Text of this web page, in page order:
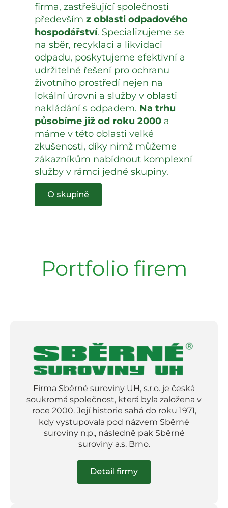
firma, zastřešující společnosti
především z oblasti odpadového
hospodářství. Specializujeme se
na sběr, recyklaci a likvidaci
odpadu, poskytujeme efektivní a
udržitelné řešení pro ochranu
životního prostředí nejen na
lokální úrovni a služby v oblasti
nakládání s odpadem. Na trhu
působíme již od roku 2000a
máme v této oblasti velké
zkušenosti, díky nimž můžeme
zákazníkům nabídnout komplexní
služby v rámci jedné skupiny.
O skupině
Portfolio firem
Firma Sběrné suroviny UH, s.r.o. je česká
soukromá společnost, která byla založena v
roce 2000. Její historie sahá do roku 1971,
kdy vystupovala pod názvem Sběrné
suroviny n.p., následně pak Sběrné
suroviny a.s. Brno.
Detail firmy